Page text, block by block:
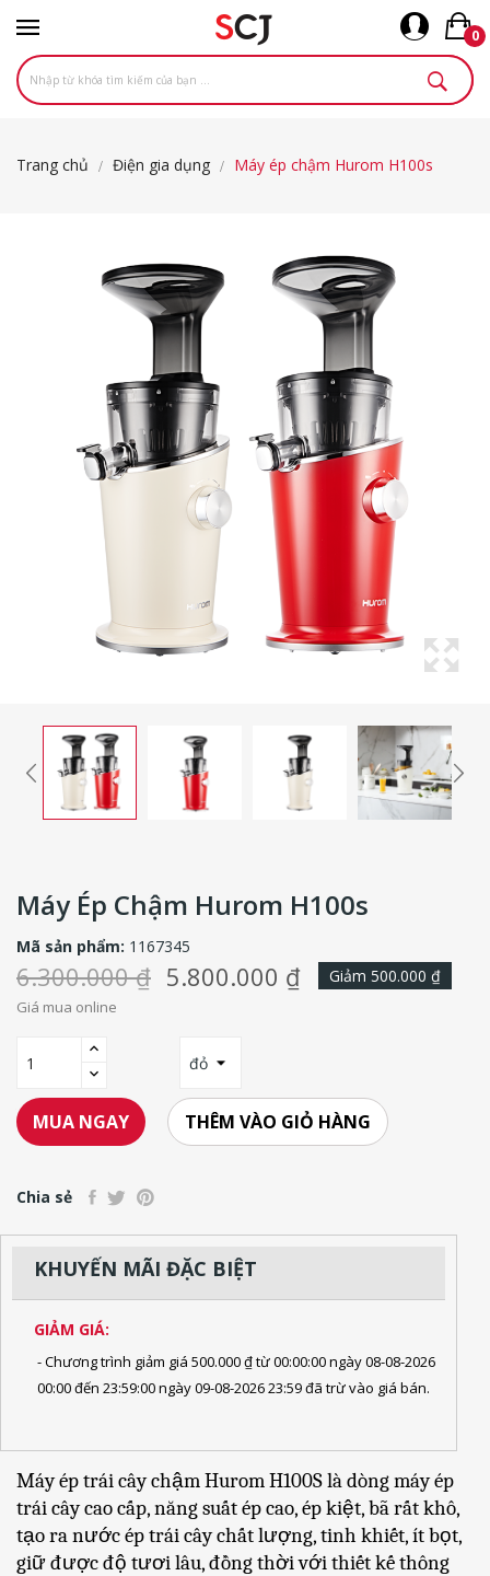
0
Trang chủ Điện gia dụng Máy ép chậm Hurom H100s
Máy Ép Chậm Hurom H100s
Mã sản phẩm: 1167345
6.300.000 ₫ 5.800.000 ₫ Giảm 500.000 ₫
Giá mua online
MUA NGAY THÊM VÀO GIỎ HÀNG
Chia sẻ
KHUYẾN MÃI ĐẶC BIỆT
GIẢM GIÁ:
- Chương trình giảm giá 500.000 ₫ từ 00:00:00 ngày 08-08-2026
00:00 đến 23:59:00 ngày 09-08-2026 23:59 đã trừ vào giá bán.
Máy ép trái cây chậm Hurom H100S là dòng máy ép
trái cây cao cấp, năng suất ép cao, ép kiệt, bã rất khô,
tạo ra nước ép trái cây chất lượng, tinh khiết, ít bọt,
giữ được độ tươi lâu, đồng thời với thiết kế thông